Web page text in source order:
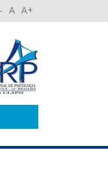
A A+